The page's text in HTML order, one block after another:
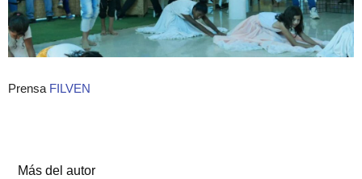
Prensa FILVEN
Más del autor